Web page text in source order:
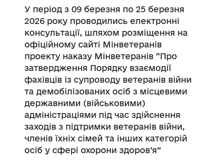
У період з 09 березня по 25 березня
2026 року проводились електронні
консультації, шляхом розміщення на
офіційному сайті Мінветеранів
проекту наказу Мінветеранів “Про
затвердження Порядку взаємодії
фахівців із супроводу ветеранів війни
та демобілізованих осіб з місцевими
державними (військовими)
адміністраціями під час здійснення
заходів з підтримки ветеранів війни,
членів їхніх сімей та інших категорій
осіб у сфері охорони здоров’я”